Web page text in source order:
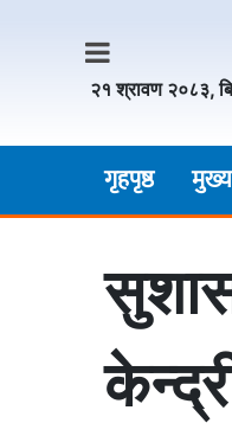
२१ श्रावण २०८३,
गृहपृष्ठ